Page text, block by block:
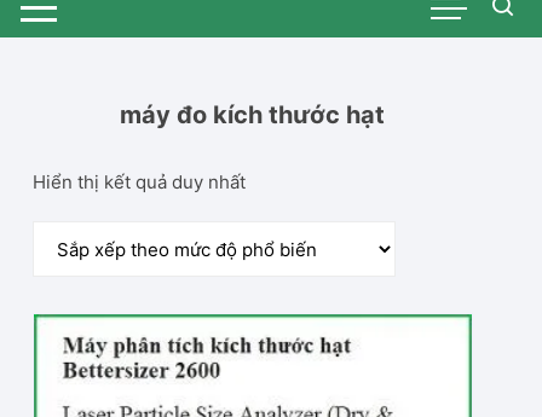
máy đo kích thước hạt
Hiển thị kết quả duy nhất